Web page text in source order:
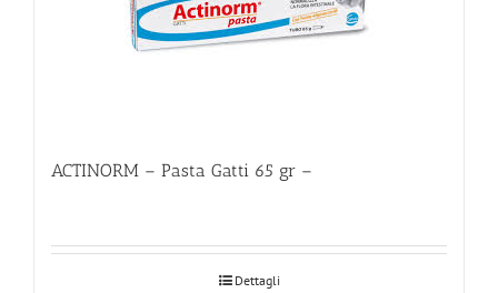
ACTINORM – Pasta Gatti 65 gr –
Dettagli